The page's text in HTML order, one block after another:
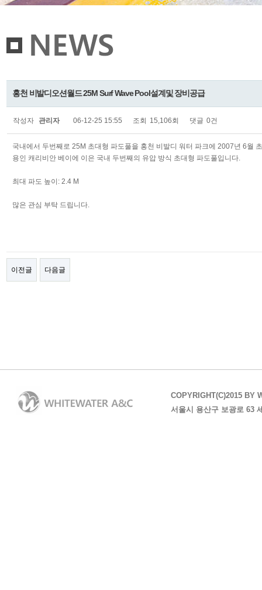
홍천 비발디오션월드 25M Surf Wave Pool설계및 장비공급
작성자 관리자 06-12-25 15:55 조회 15,106회 댓글 0건
국내에서 두번째로 25M 초대형 파도풀을 홍천 비발디 워터 파크에 2007년 6월
용인 캐리비안 베이에 이은 국내 두번째의 유압 방식 초대형 파도풀입니다.
최대 파도 높이: 2.4 M
많은 관심 부탁 드립니다.
이전글 다음글
COPYRIGHT(C)2015 BY
서울시 용산구 보광로 63